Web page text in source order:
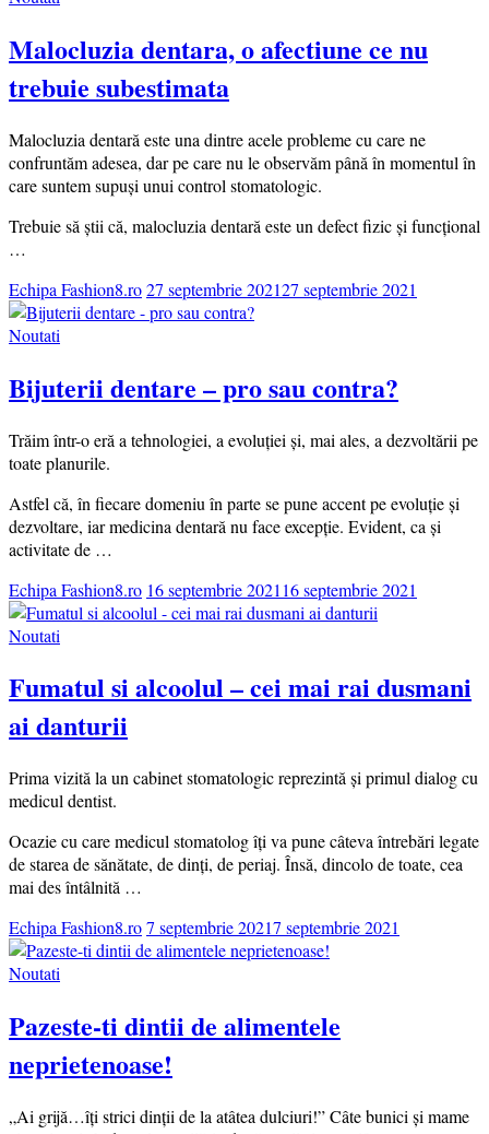
Malocluzia dentara, o afectiune ce nu
trebuie subestimata
Malocluzia dentară este una dintre acele probleme cu care ne
confruntăm adesea, dar pe care nu le observăm până în momentul în
care suntem supuși unui control stomatologic.
Trebuie să știi că, malocluzia dentară este un defect fizic și funcțional
…
Echipa Fashion8.ro27 septembrie 202127 septembrie 2021
Noutati
Bijuterii dentare – pro sau contra?
Trăim într-o eră a tehnologiei, a evoluției și, mai ales, a dezvoltării pe
toate planurile.
Astfel că, în fiecare domeniu în parte se pune accent pe evoluție și
dezvoltare, iar medicina dentară nu face excepție. Evident, ca și
activitate de …
Echipa Fashion8.ro 16 septembrie 2021 16 septembrie 2021
Noutati
Fumatul si alcoolul – cei mai rai dusmani
ai danturii
Prima vizită la un cabinet stomatologic reprezintă și primul dialog cu
medicul dentist.
Ocazie cu care medicul stomatolog îți va pune câteva întrebări legate
de starea de sănătate, de dinți, de periaj. Însă, dincolo de toate, cea
mai des întâlnită …
Echipa Fashion8.ro7 septembrie 20217 septembrie 2021
Noutati
Pazeste-ti dintii de alimentele
neprietenoase!
„Ai grijă…îți strici dinții de la atâtea dulciuri!” Câte bunici și mame